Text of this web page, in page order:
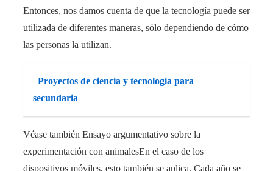
Entonces, nos damos cuenta de que la tecnología puede ser
utilizada de diferentes maneras, sólo dependiendo de cómo
las personas la utilizan.
Proyectos de ciencia y tecnologia para
secundaria
Véase también Ensayo argumentativo sobre la
experimentación con animalesEn el caso de los
dispositivos móviles, esto también se aplica. Cada año se